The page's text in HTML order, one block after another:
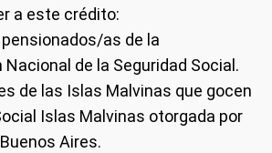
a este crédito:
as de la
de la Seguridad Social.
de las Islas Malvinas que gocen
Islas Malvinas otorgada por
Aires.